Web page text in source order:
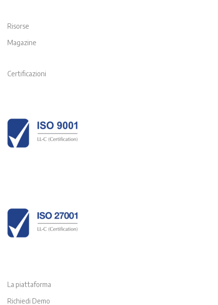
Risorse
Magazine
Certificazioni
La piattaforma
Richiedi Demo